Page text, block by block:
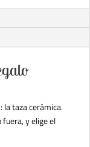
taza cerámica.
y elige el